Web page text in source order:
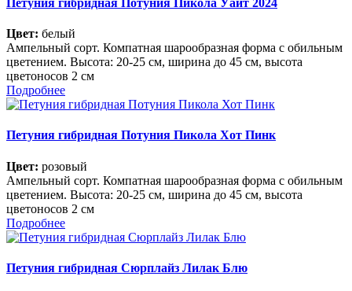
Петуния гибридная Потуния Пикола Уайт 2024
Цвет: белый
Ампельный сорт. Компатная шарообразная форма с обильным
цветением. Высота: 20-25 см, ширина до 45 см, высота
цветоносов 2 см
Подробнее
Петуния гибридная Потуния Пикола Хот Пинк
Цвет: розовый
Ампельный сорт. Компатная шарообразная форма с обильным
цветением. Высота: 20-25 см, ширина до 45 см, высота
цветоносов 2 см
Подробнее
Петуния гибридная Сюрплайз Лилак Блю